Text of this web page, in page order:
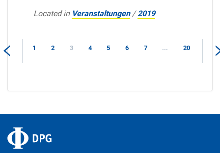
Located in Veranstaltungen /2019
1 2 3 4 5 6 7 ... 20